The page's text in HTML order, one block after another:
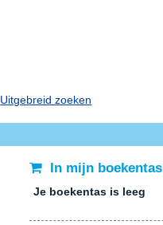
In mijn boekentas
Je boekentas is leeg
Uitgebreid zoeken